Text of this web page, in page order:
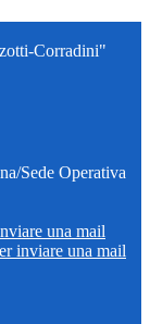
Corradini"
Sede Operativa
una mail
inviare una mail